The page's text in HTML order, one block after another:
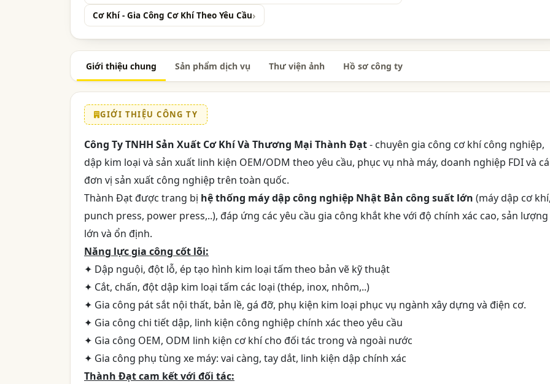
Cơ Khí - Gia Công Cơ Khí Theo Yêu Cầu
Giới thiệu chung Sản phẩm dịch vụ Thư viện ảnh Hồ sơ công ty
GIỚI THIỆU CÔNG TY
Công Ty TNHH Sản Xuất Cơ Khí Và Thương Mại Thành Đạt- chuyên gia công cơ khí công nghiệp,
dập kim loại và sản xuất linh kiện OEM/ODM theo yêu cầu, phục vụ nhà máy, doanh nghiệp FDI và
đơn vị sản xuất công nghiệp trên toàn quốc.
Thành Đạt được trang bị hệ thống máy dập công nghiệp Nhật Bản công suất lớn (máy dập cơ
punch press, power press,..), đáp ứng các yêu cầu gia công khắt khe với độ chính xác cao, sản lượng
lớn và ổn định.
Năng lực gia công cốt lõi:
✦ Dập nguội, đột lỗ, ép tạo hình kim loại tấm theo bản vẽ kỹ thuật
✦ Cắt, chấn, đột dập kim loại tấm các loại (thép, inox, nhôm,..)
✦ Gia công pát sắt nội thất, bản lề, gá đỡ, phụ kiện kim loại phục vụ ngành xây dựng và điện cơ.
✦ Gia công chi tiết dập, linh kiện công nghiệp chính xác theo yêu cầu
✦ Gia công OEM, ODM linh kiện cơ khí cho đối tác trong và ngoài nước
✦ Gia công phụ tùng xe máy: vai càng, tay dắt, linh kiện dập chính xác
Thành Đạt cam kết với đối tác: